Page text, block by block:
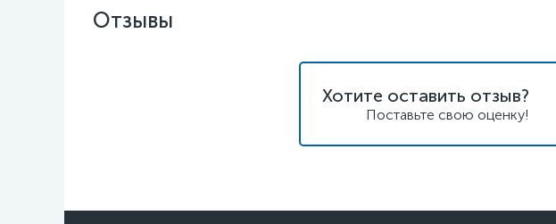
Отзывы
Хотите оставить отзыв?
Поставьте свою оценку!